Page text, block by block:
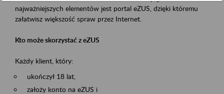
najważniejszych elementów jest portal eZUS, dzięki któremu
załatwisz większość spraw przez Internet.
Kto może skorzystać z eZUS
Każdy klient, który:
ukończył 18 lat,
założy konto na eZUS i